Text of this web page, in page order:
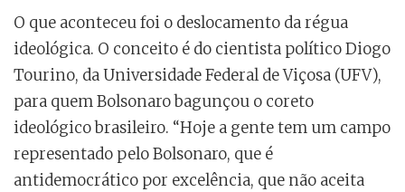
O que aconteceu foi o deslocamento da régua
ideológica. O conceito é do cientista político Diogo
Tourino, da Universidade Federal de Viçosa (UFV),
para quem Bolsonaro bagunçou o coreto
ideológico brasileiro. “Hoje a gente tem um campo
representado pelo Bolsonaro, que é
antidemocrático por excelência, que não aceita